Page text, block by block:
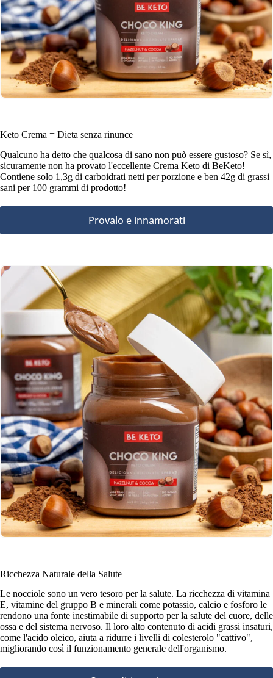
Keto Crema = Dieta senza rinunce
Qualcuno ha detto che qualcosa di sano non può essere gustoso? Se sì,
sicuramente non ha provato l'eccellente Crema Keto di BeKeto!
Contiene solo 1,3g di carboidrati netti per porzione e ben 42g di grassi
sani per 100 grammi di prodotto!
Provalo e innamorati
Ricchezza Naturale della Salute
Le nocciole sono un vero tesoro per la salute. La ricchezza di vitamina
E, vitamine del gruppo B e minerali come potassio, calcio e fosforo le
rendono una fonte inestimabile di supporto per la salute del cuore, delle
ossa e del sistema nervoso. Il loro alto contenuto di acidi grassi insaturi,
come l'acido oleico, aiuta a ridurre i livelli di colesterolo "cattivo",
migliorando così il funzionamento generale dell'organismo.